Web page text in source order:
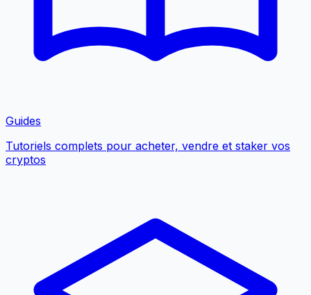
Guides
Tutoriels complets pour acheter, vendre et staker vos
cryptos